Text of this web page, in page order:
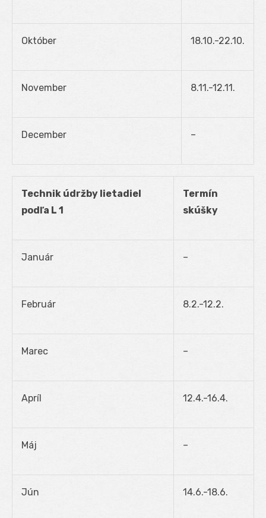
Október 18.10.-22.10.
November 8.11.-12.11.
December –
Technik údržby lietadiel
podľa L 1
Termín
skúšky
Január –
Február 8.2.-12.2.
Marec –
Apríl 12.4.-16.4.
Máj –
Jún 14.6.-18.6.